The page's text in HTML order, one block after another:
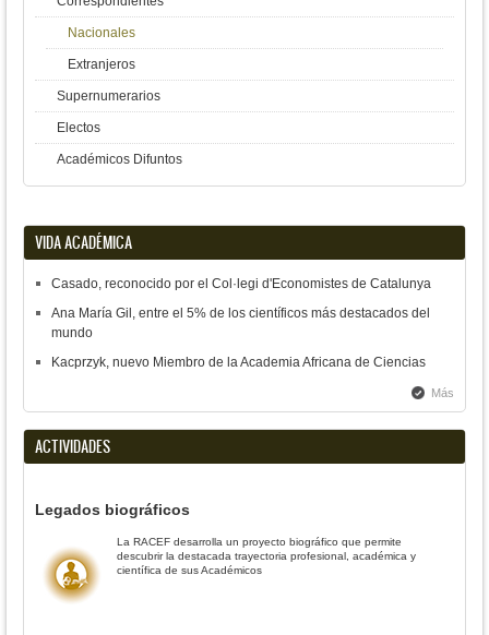
Nacionales
Extranjeros
Supernumerarios
Electos
Académicos Difuntos
VIDA ACADÉMICA
Casado, reconocido por el Col·legi d'Economistes de Catalunya
Ana María Gil, entre el 5% de los científicos más destacados del
mundo
Kacprzyk, nuevo Miembro de la Academia Africana de Ciencias
Más
ACTIVIDADES
Legados biográficos
La RACEF desarrolla un proyecto biográfico que permite
descubrir la destacada trayectoria profesional, académica y
científica de sus Académicos